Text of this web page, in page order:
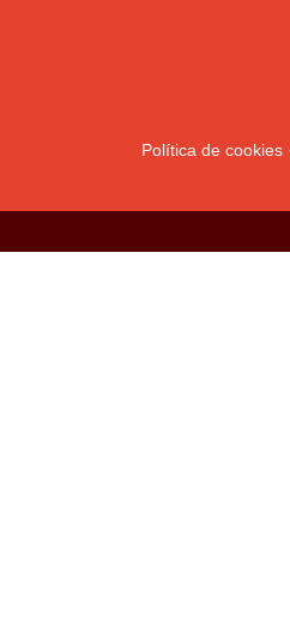
Política de cookies ·